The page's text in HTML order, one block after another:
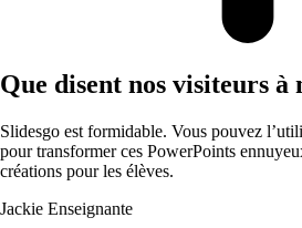
Que disent nos visiteurs à
Slidesgo est formidable. Vous pouvez
pour transformer ces PowerPoints
créations pour les élèves.
Jackie Enseignante